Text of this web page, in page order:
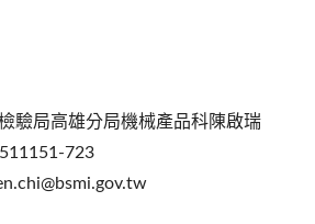
驗局高雄分局機械產品科陳啟瑞
723